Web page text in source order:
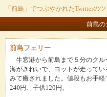
「前島」でつぶやかれたTwitterの
前島の
前島フェリー
牛窓港から前島まで５分のクル
海がきれいで、ヨットが走ってい
みて癒されました。値段もお手軽
240円、子供120円。